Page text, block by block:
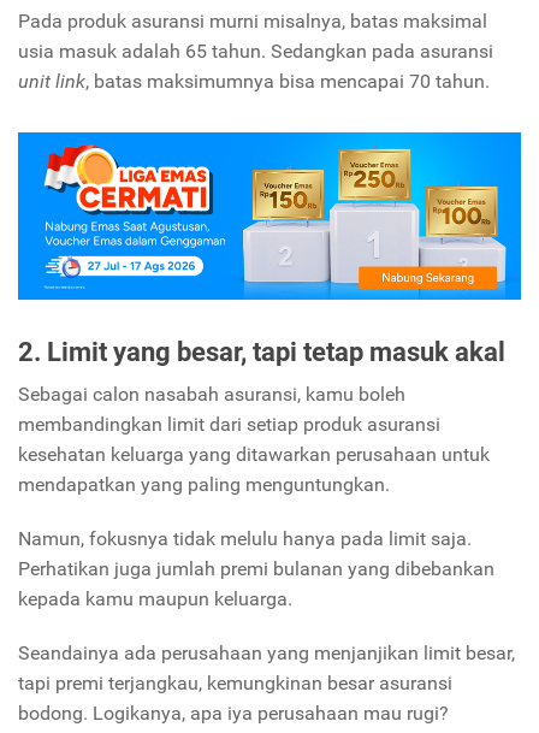
Pada produk asuransi murni misalnya, batas maksimal
usia masuk adalah 65 tahun. Sedangkan pada asuransi
unit link, batas maksimumnya bisa mencapai 70 tahun.
2. Limit yang besar, tapi tetap masuk akal
Sebagai calon nasabah asuransi, kamu boleh
membandingkan limit dari setiap produk asuransi
kesehatan keluarga yang ditawarkan perusahaan untuk
mendapatkan yang paling menguntungkan.
Namun, fokusnya tidak melulu hanya pada limit saja.
Perhatikan juga jumlah premi bulanan yang dibebankan
kepada kamu maupun keluarga.
Seandainya ada perusahaan yang menjanjikan limit besar,
tapi premi terjangkau, kemungkinan besar asuransi
bodong. Logikanya, apa iya perusahaan mau rugi?